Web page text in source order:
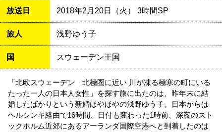
放送日 2018年2月20日（火） 3時間SP
旅人 浅野ゆう子
国 スウェーデン王国
「北欧スウェーデン 北極圏に近い 川が凍る極寒の町にいる
たった一人の日本人女性」を探す旅に出たのは、昨年末に結
婚したばかりという新婚ほやほやの浅野ゆう子。日本からは
ヘルシンキ経由で16時間、日付も変わった1時前、深夜のスト
ックホルム近郊にあるアーランダ国際空港へと到着したのは